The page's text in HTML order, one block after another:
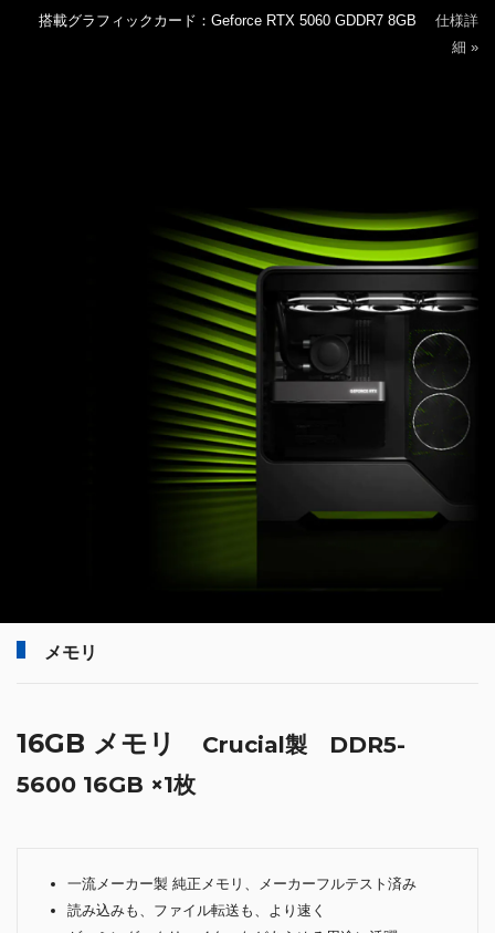
搭載グラフィックカード：Geforce RTX 5060 GDDR7 8GB 仕様詳
細 »
メモリ
16GB メモリ
Crucial製 DDR5-
5600 16GB ×1枚
一流メーカー製 純正メモリ、メーカーフルテスト済み
読み込みも、ファイル転送も、より速く